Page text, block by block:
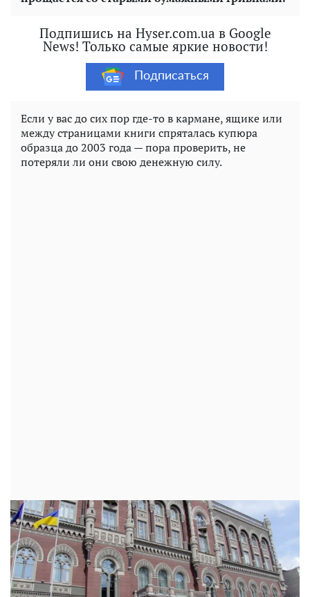
Подпишись на Hyser.com.ua в Google
News! Только самые яркие новости!
Подписаться
Если у вас до сих пор где-то в кармане, ящике или
между страницами книги спряталась купюра
образца до 2003 года — пора проверить, не
потеряли ли они свою денежную силу.